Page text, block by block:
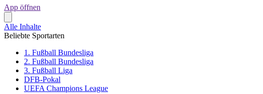
App öffnen
Alle Inhalte
Beliebte Sportarten
1. Fußball Bundesliga
2. Fußball Bundesliga
3. Fußball Liga
DFB-Pokal
UEFA Champions League